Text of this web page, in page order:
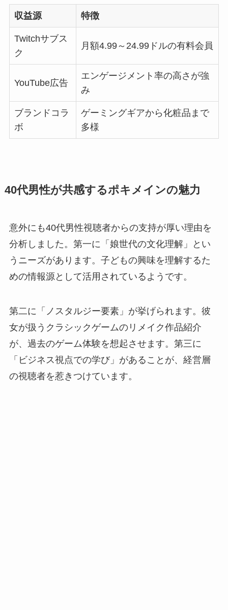
収益源 特徴
Twitchサブス
ク
月額4.99～24.99ドルの有料会員
YouTube広告
エンゲージメント率の高さが強
み
ブランドコラ
ボ
ゲーミングギアから化粧品まで
多様
40代男性が共感するポキメインの魅力
意外にも40代男性視聴者からの支持が厚い理由を
分析しました。第一に「娘世代の文化理解」とい
うニーズがあります。子どもの興味を理解するた
めの情報源として活用されているようです。
第二に「ノスタルジー要素」が挙げられます。彼
女が扱うクラシックゲームのリメイク作品紹介
が、過去のゲーム体験を想起させます。第三に
「ビジネス視点での学び」があることが、経営層
の視聴者を惹きつけています。